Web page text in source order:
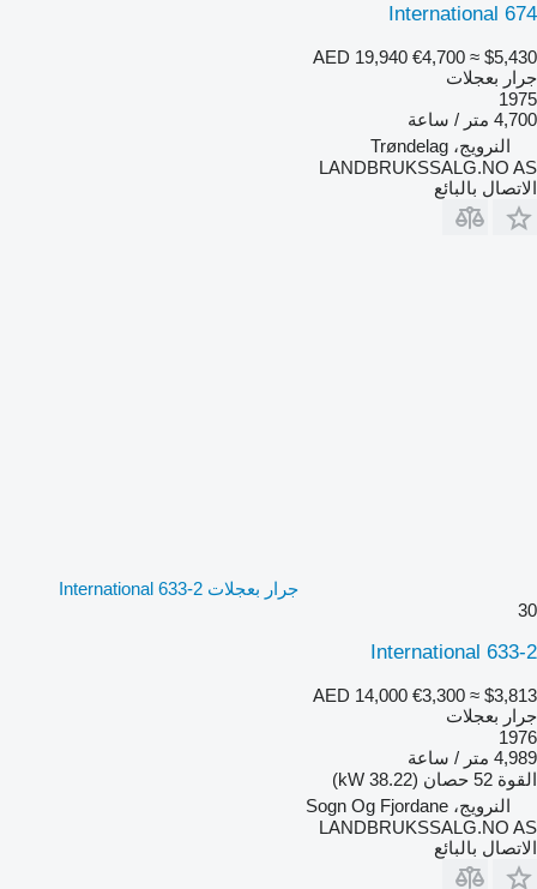
International 674
AED 19,940 €4,700 ≈ $5,430
جرار بعجلات
1975
4,700 متر / ساعة
النرويج، Trøndelag
LANDBRUKSSALG.NO AS
الاتصال بالبائع
جرار بعجلات International 633-2
30
International 633-2
AED 14,000 €3,300 ≈ $3,813
جرار بعجلات
1976
4,989 متر / ساعة
القوة 52 حصان (38.22 kW)
النرويج، Sogn Og Fjordane
LANDBRUKSSALG.NO AS
الاتصال بالبائع